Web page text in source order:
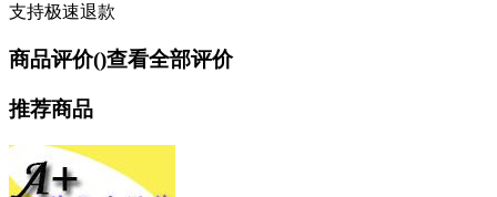
支持极速退款
商品评价()查看全部评价
推荐商品